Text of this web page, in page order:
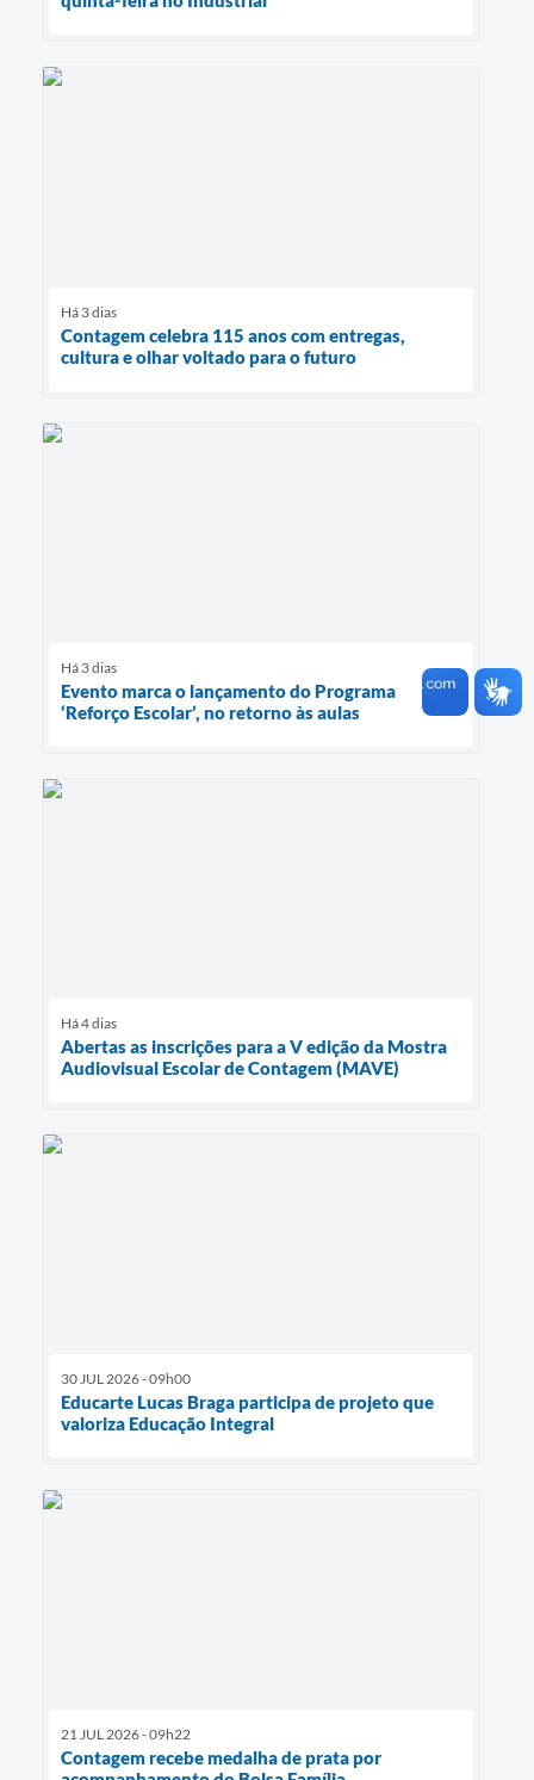
Há 3 dias
Contagem celebra 115 anos com entregas,
cultura e olhar voltado para o futuro
Há 3 dias
Evento marca o lançamento do Programa
‘Reforço Escolar’, no retorno às aulas
Há 4 dias
Abertas as inscrições para a V edição da Mostra
Audiovisual Escolar de Contagem (MAVE)
30 JUL 2026 - 09h00
Educarte Lucas Braga participa de projeto que
valoriza Educação Integral
21 JUL 2026 - 09h22
Contagem recebe medalha de prata por